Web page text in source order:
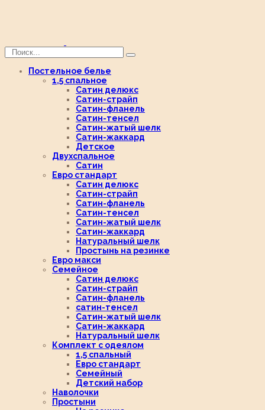
Постельное белье
1,5 спальное
Сатин делюкс
Сатин-страйп
Сатин-фланель
Сатин-тенсел
Сатин-жатый шелк
Сатин-жаккард
Детское
Двухспальное
Сатин
Евро стандарт
Сатин делюкс
Сатин-страйп
Сатин-фланель
Сатин-тенсел
Сатин-жатый шелк
Сатин-жаккард
Натуральный шелк
Простынь на резинке
Евро макси
Семейное
Сатин делюкс
Сатин-страйп
Сатин-фланель
сатин-тенсел
Сатин-жатый шелк
Сатин-жаккард
Натуральный шелк
Комплект с одеялом
1,5 спальный
Евро стандарт
Семейный
Детский набор
Наволочки
Простыни